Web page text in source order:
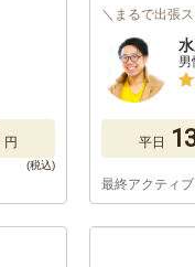
円
＼まるで出張
平日
最終アクティ